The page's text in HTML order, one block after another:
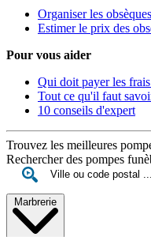
Organiser les obsèques
Estimer le prix des
Pour vous aider
Qui doit payer les
Tout ce qu'il faut
10 conseils d'expert
Trouvez les meilleures
Rechercher des pompes
Marbrerie